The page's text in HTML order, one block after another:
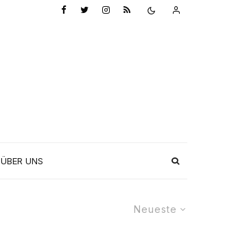
ÜBER UNS
Neueste